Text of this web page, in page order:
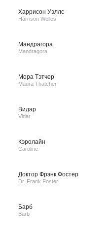
Харрисон Уэллс
Harrison Welles
Мандрагора
Mandragora
Мора Тэтчер
Maura Thatcher
Видар
Vidar
Кэролайн
Caroline
Доктор Фрэнк Фостер
Dr. Frank Foster
Барб
Barb